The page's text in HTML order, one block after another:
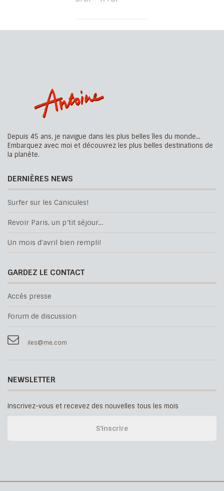
Depuis 45 ans, je navigue dans les plus belles îles du monde...
Embarquez avec moi et découvrez les plus belles destinations de
la planète.
DERNIÈRES NEWS
Surfer sur les Canicules!
Revoir Paris, un p’tit séjour…
Un mois d'avril bien rempli!
GARDEZ LE CONTACT
Accès presse
Forum de discussion
iles@me.com
NEWSLETTER
Inscrivez-vous et recevez des nouvelles tous les mois